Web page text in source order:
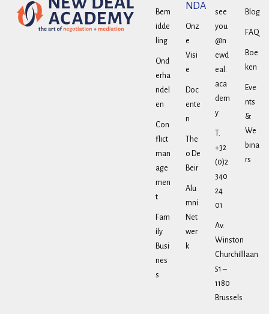
Bem
idde
ling
Ond
erha
ndel
en
Con
flict
man
age
men
t
Fam
ily
Busi
nes
s
NDA
Onz
e
Visi
e
Doc
ente
n
The
o De
Beir
Alu
mni
Net
wer
k
see
you
@n
ewd
eal.
aca
dem
y
T.
+32
(0)2
340
24
01
Av.
Winston
Churchilllaan
51 –
1180
Brussels
Blog
FAQ
Boe
ken
Eve
nts
&
We
bina
rs